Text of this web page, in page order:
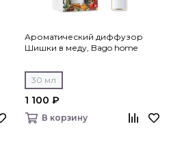
Ароматический диффузор
Шишки в меду, Bago home
30 мл
1 100 ₽
В корзину